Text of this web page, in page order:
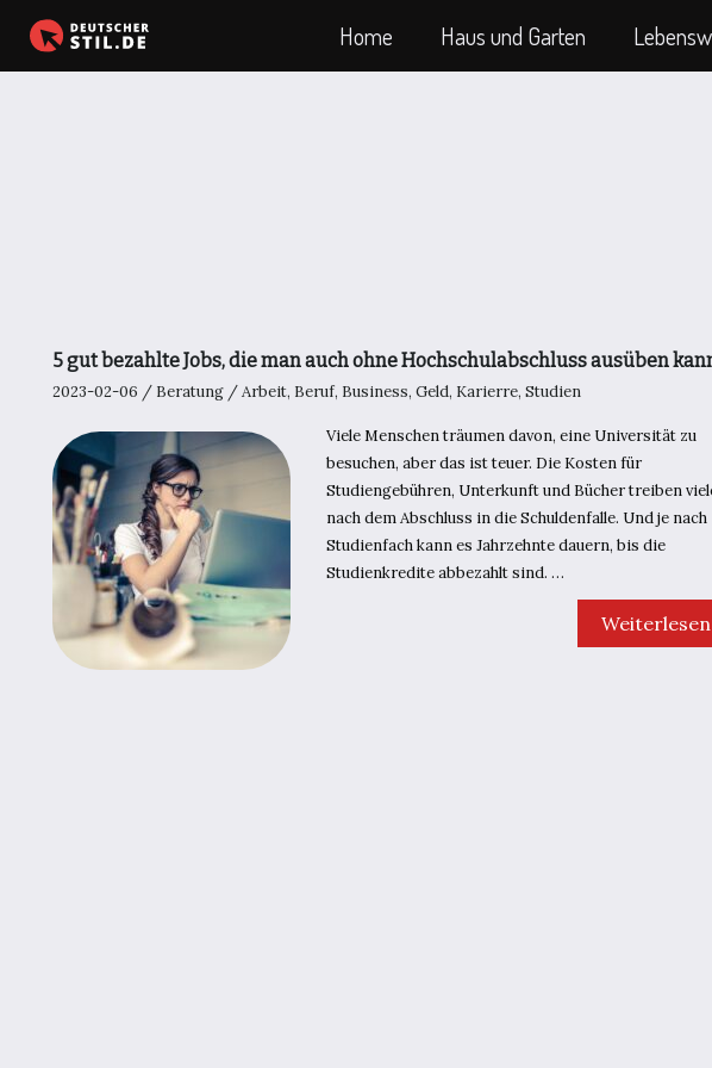
Zum
Inhalt
Home Haus und Garten
5 gut bezahlte Jobs, die man auch ohne Hochschulabschluss ausüben
2023-02-06 / Beratung /Arbeit, Beruf, Business, Geld, Karierre, Studien
Viele Menschen träumen davon, eine Universität zu
besuchen, aber das ist teuer. Die Kosten für
Studiengebühren, Unterkunft und Bücher treiben
nach dem Abschluss in die Schuldenfalle. Und je nach
Studienfach kann es Jahrzehnte dauern, bis die
Studienkredite abbezahlt sind. …
5
gut
Weiterlesen